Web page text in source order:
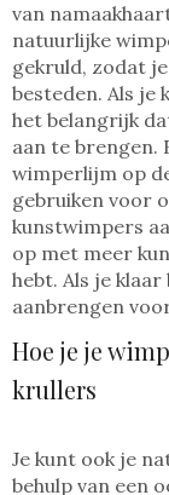
van
natuurlijke
gekruld, zodat
besteden. Als je
het belangrijk
aan te
wimperlijm op
gebruiken voor
kunstwimpers
op met meer
hebt. Als je
aanbrengen
Hoe je je
krullers
Je kunt ook je
behulp van een